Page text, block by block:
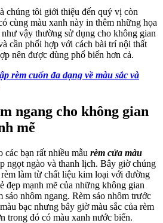
chúng tôi giới thiệu đến quý vị còn
cùng màu xanh này in thêm những họa
vậy thường sử dụng cho không gian
cần phối hợp với cách bài trí nội thất
nên được dùng phổ biến hơn cả.
rèm cuốn đa dạng về màu sắc và
ngang cho không gian
mẽ
bạn rất nhiều mẫu rèm cửa màu
ngọt ngào và thanh lịch. Bây giờ chúng
làm từ chất liệu kim loại với đường
đẹp mạnh mẽ của những không gian
sáo nhôm ngang. Rèm sáo nhôm trước
bạc nhưng bây giờ màu sắc của rèm
trong đó có màu xanh nước biển.